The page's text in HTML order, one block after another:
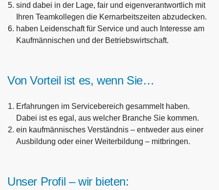
sind dabei in der Lage, fair und eigenverantwortlich mit
Ihren Teamkollegen die Kernarbeitszeiten abzudecken.
haben Leidenschaft für Service und auch Interesse am
Kaufmännischen und der Betriebswirtschaft.
Von Vorteil ist es, wenn Sie…
Erfahrungen im Servicebereich gesammelt haben.
Dabei ist es egal, aus welcher Branche Sie kommen.
ein kaufmännisches Verständnis – entweder aus einer
Ausbildung oder einer Weiterbildung – mitbringen.
Unser Profil – wir bieten: